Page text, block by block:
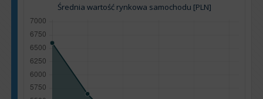
Średnia wartość rynkowa samochodu [PLN]